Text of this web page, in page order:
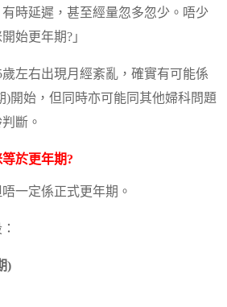
時延遲，甚至經量忽多忽少。唔少
始更年期?」
左右出現月經紊亂，確實有可能係
)開始，但同時亦可能同其他婦科問題
斷。
於更年期?
一定係正式更年期。
)